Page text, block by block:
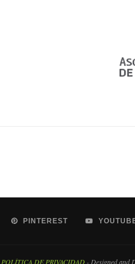
PINTEREST
POLÍTICA DE PRIVACIDAD- Designed and